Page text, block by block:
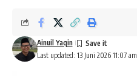
Last updated: 13 Juni 2026 11:07 am
Ainuil Yaqin